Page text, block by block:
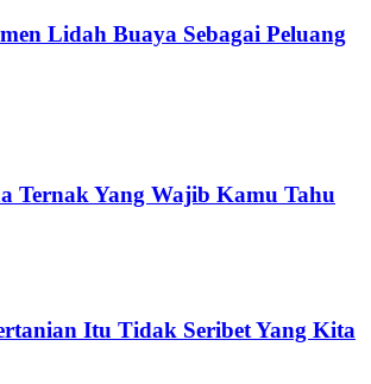
Lidah Buaya Sebagai Peluang
Ternak Yang Wajib Kamu Tahu
Itu Tidak Seribet Yang Kita